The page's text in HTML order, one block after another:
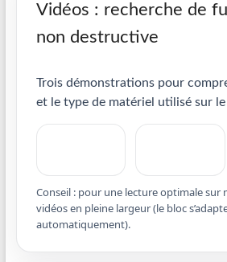
Vidéos : recherche de
non destructive
Trois démonstrations pour
et le type de matériel utilisé sur
Conseil : pour une lecture optimale sur
vidéos en pleine largeur (le bloc
automatiquement).